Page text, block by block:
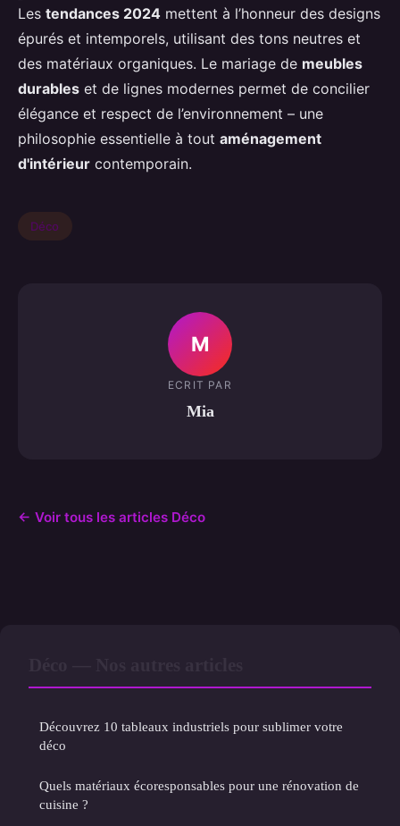
Les tendances 2024 mettent à l’honneur des designs
épurés et intemporels, utilisant des tons neutres et
des matériaux organiques. Le mariage de meubles
durables et de lignes modernes permet de concilier
élégance et respect de l’environnement – une
philosophie essentielle à tout aménagement
d'intérieur contemporain.
Déco
M
ECRIT PAR
Mia
← Voir tous les articles Déco
Découvrez 10 tableaux industriels pour sublimer votre
déco
Quels matériaux écoresponsables pour une rénovation de
cuisine ?